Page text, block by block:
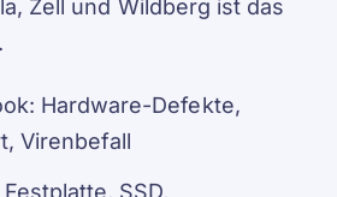
Zell und Wildberg ist das
Hardware-Defekte,
Virenbefall
SSD,